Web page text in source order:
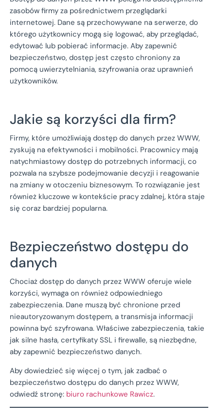
zasobów firmy za pośrednictwem przeglądarki
internetowej. Dane są przechowywane na serwerze, do
którego użytkownicy mogą się logować, aby przeglądać,
edytować lub pobierać informacje. Aby zapewnić
bezpieczeństwo, dostęp jest często chroniony za
pomocą uwierzytelniania, szyfrowania oraz uprawnień
użytkowników.
Jakie są korzyści dla firm?
Firmy, które umożliwiają dostęp do danych przez WWW,
zyskują na efektywności i mobilności. Pracownicy mają
natychmiastowy dostęp do potrzebnych informacji, co
pozwala na szybsze podejmowanie decyzji i reagowanie
na zmiany w otoczeniu biznesowym. To rozwiązanie jest
również kluczowe w kontekście pracy zdalnej, która staje
się coraz bardziej popularna.
Bezpieczeństwo dostępu do
danych
Chociaż dostęp do danych przez WWW oferuje wiele
korzyści, wymaga on również odpowiedniego
zabezpieczenia. Dane muszą być chronione przed
nieautoryzowanym dostępem, a transmisja informacji
powinna być szyfrowana. Właściwe zabezpieczenia, takie
jak silne hasła, certyfikaty SSL i firewalle, są niezbędne,
aby zapewnić bezpieczeństwo danych.
Aby dowiedzieć się więcej o tym, jak zadbać o
bezpieczeństwo dostępu do danych przez WWW,
odwiedź stronę: biuro rachunkowe Rawicz.